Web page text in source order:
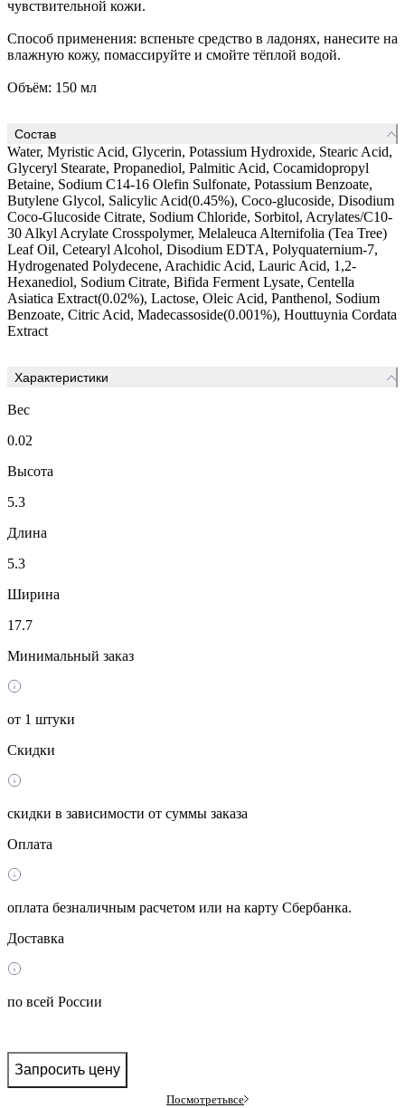
чувствительной кожи.
Способ применения: вспеньте средство в ладонях, нанесите на
влажную кожу, помассируйте и смойте тёплой водой.
Объём: 150 мл
Состав
Water, Myristic Acid, Glycerin, Potassium Hydroxide, Stearic Acid,
Glyceryl Stearate, Propanediol, Palmitic Acid, Cocamidopropyl
Betaine, Sodium C14-16 Olefin Sulfonate, Potassium Benzoate,
Butylene Glycol, Salicylic Acid(0.45%), Coco-glucoside, Disodium
Coco-Glucoside Citrate, Sodium Chloride, Sorbitol, Acrylates/C10-
30 Alkyl Acrylate Crosspolymer, Melaleuca Alternifolia (Tea Tree)
Leaf Oil, Cetearyl Alcohol, Disodium EDTA, Polyquaternium-7,
Hydrogenated Polydecene, Arachidic Acid, Lauric Acid, 1,2-
Hexanediol, Sodium Citrate, Bifida Ferment Lysate, Centella
Asiatica Extract(0.02%), Lactose, Oleic Acid, Panthenol, Sodium
Benzoate, Citric Acid, Madecassoside(0.001%), Houttuynia Cordata
Extract
Характеристики
Вес
0.02
Высота
5.3
Длина
5.3
Ширина
17.7
Минимальный заказ
от 1 штуки
Скидки
скидки в зависимости от суммы заказа
Оплата
оплата безналичным расчетом или на карту Сбербанка.
Доставка
по всей России
Запросить цену
Посмотретьвсе